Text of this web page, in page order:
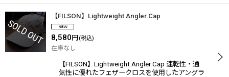
【FILSON】Lightweight Angler Cap
8,580 円 (税込)
在庫なし
【FILSON】Lightweight Angler Cap 速乾性・通
気性に優れたフェザークロスを使用したアングラ